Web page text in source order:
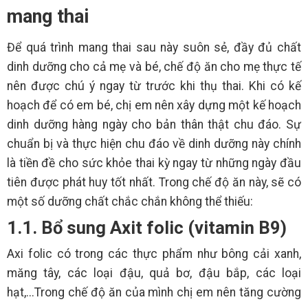
mang thai
Để quá trình mang thai sau này suôn sẻ, đầy đủ chất
dinh dưỡng cho cả mẹ và bé, chế độ ăn cho mẹ thực tế
nên được chú ý ngay từ trước khi thụ thai. Khi có kế
hoạch để có em bé, chị em nên xây dựng một kế hoạch
dinh dưỡng hàng ngày cho bản thân thật chu đáo. Sự
chuẩn bị và thực hiện chu đáo về dinh dưỡng này chính
là tiền đề cho sức khỏe thai kỳ ngay từ những ngày đầu
tiên được phát huy tốt nhất. Trong chế độ ăn này, sẽ có
một số dưỡng chất chắc chắn không thể thiếu:
1.1. Bổ sung Axit folic (vitamin B9)
Axi folic có trong các thực phẩm như bông cải xanh,
măng tây, các loại đậu, quả bơ, đậu bắp, các loại
hạt,...Trong chế độ ăn của mình chị em nên tăng cường